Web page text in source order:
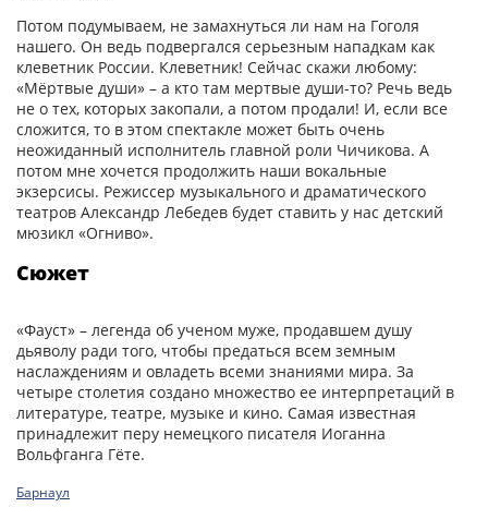
Потом подумываем, не замахнуться ли нам на Гоголя
нашего. Он ведь подвергался серьезным нападкам как
клеветник России. Клеветник! Сейчас скажи любому:
«Мёртвые души» – а кто там мертвые души-то? Речь ведь
не о тех, которых закопали, а потом продали! И, если все
сложится, то в этом спектакле может быть очень
неожиданный исполнитель главной роли Чичикова. А
потом мне хочется продолжить наши вокальные
экзерсисы. Режиссер музыкального и драматического
театров Александр Лебедев будет ставить у нас детский
мюзикл «Огниво».
Сюжет
«Фауст» – легенда об ученом муже, продавшем душу
дьяволу ради того, чтобы предаться всем земным
наслаждениям и овладеть всеми знаниями мира. За
четыре столетия создано множество ее интерпретаций в
литературе, театре, музыке и кино. Самая известная
принадлежит перу немецкого писателя Иоганна
Вольфганга Гёте.
Барнаул